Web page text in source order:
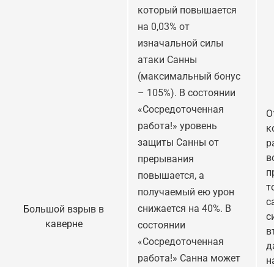
Большой взрыв в
каверне
который повышается
на 0,03% от
изначальной силы
атаки Санны
(максимальный бонус
– 105%). В состоянии
«Сосредоточенная
работа!» уровень
защиты Санны от
прерывания
повышается, а
получаемый ею урон
снижается на 40%. В
состоянии
«Сосредоточенная
работа!» Санна может